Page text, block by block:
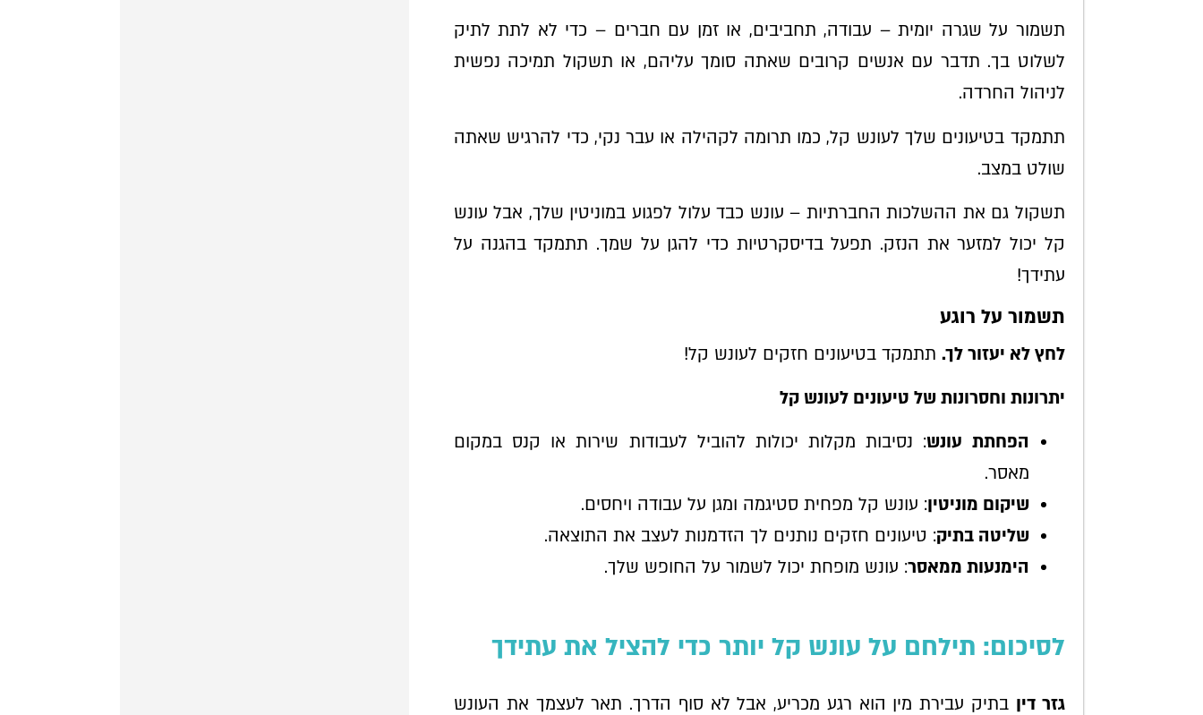
תשמור על שגרה יומית – עבודה, תחביבים, או זמן עם חברים – כדי לא לתת לתיק
לשלוט בך. תדבר עם אנשים קרובים שאתה סומך עליהם, או תשקול תמיכה נפשית
לניהול החרדה.
תתמקד בטיעונים שלך לעונש קל, כמו תרומה לקהילה או עבר נקי, כדי להרגיש שאתה
שולט במצב.
תשקול גם את ההשלכות החברתיות – עונש כבד עלול לפגוע במוניטין שלך, אבל עונש
קל יכול למזער את הנזק. תפעל בדיסקרטיות כדי להגן על שמך. תתמקד בהגנה על
עתידך!
תשמור על רוגע
לחץ לא יעזור לך. תתמקד בטיעונים חזקים לעונש קל!
יתרונות וחסרונות של טיעונים לעונש קל
הפחתת עונש: נסיבות מקלות יכולות להוביל לעבודות שירות או קנס במקום
מאסר.
שיקום מוניטין: עונש קל מפחית סטיגמה ומגן על עבודה ויחסים.
שליטה בתיק: טיעונים חזקים נותנים לך הזדמנות לעצב את התוצאה.
הימנעות ממאסר: עונש מופחת יכול לשמור על החופש שלך.
לסיכום: תילחם על עונש קל יותר כדי להציל את עתידך
גזר דין בתיק עבירת מין הוא רגע מכריע, אבל לא סוף הדרך. תאר לעצמך את העונש